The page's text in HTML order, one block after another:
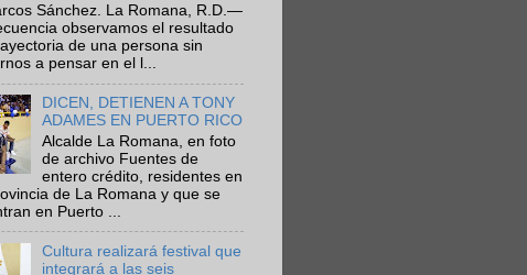
Sánchez. La Romana, R.D.—
observamos el resultado
de una persona sin
a pensar en el l...
DICEN, DETIENEN A TONY
ADAMES EN PUERTO RICO
Alcalde La Romana, en foto
de archivo Fuentes de
entero crédito, residentes en
de La Romana y que se
en Puerto ...
Cultura realizará festival que
integrará a las seis